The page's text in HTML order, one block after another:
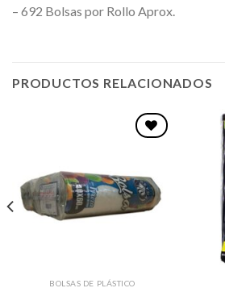
– 692 Bolsas por Rollo Aprox.
PRODUCTOS RELACIONADOS
BOLSAS DE PLÁSTICO